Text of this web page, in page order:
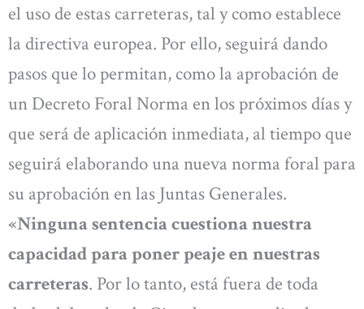
el uso de estas carreteras, tal y como establece
la directiva europea. Por ello, seguirá dando
pasos que lo permitan, como la aprobación de
un Decreto Foral Norma en los próximos días y
que será de aplicación inmediata, al tiempo que
seguirá elaborando una nueva norma foral para
su aprobación en las Juntas Generales.
«Ninguna sentencia cuestiona nuestra
capacidad para poner peaje en nuestras
carreteras. Por lo tanto, está fuera de toda